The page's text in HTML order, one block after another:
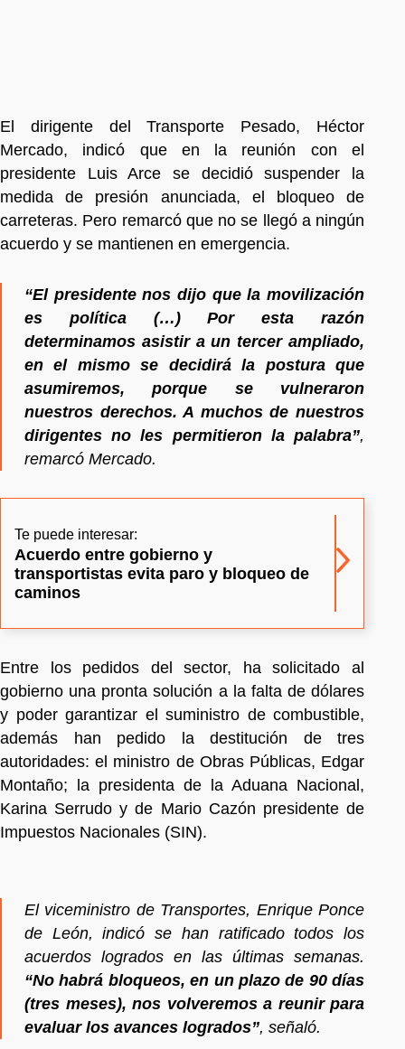
El dirigente del Transporte Pesado, Héctor
Mercado, indicó que en la reunión con el
presidente Luis Arce se decidió suspender la
medida de presión anunciada, el bloqueo de
carreteras. Pero remarcó que no se llegó a ningún
acuerdo y se mantienen en emergencia.
“El presidente nos dijo que la movilización
es política (…) Por esta razón
determinamos asistir a un tercer ampliado,
en el mismo se decidirá la postura que
asumiremos, porque se vulneraron
nuestros derechos. A muchos de nuestros
dirigentes no les permitieron la palabra”,
remarcó Mercado.
Te puede interesar:
Acuerdo entre gobierno y
transportistas evita paro y bloqueo de
caminos
Entre los pedidos del sector, ha solicitado al
gobierno una pronta solución a la falta de dólares
y poder garantizar el suministro de combustible,
además han pedido la destitución de tres
autoridades: el ministro de Obras Públicas, Edgar
Montaño; la presidenta de la Aduana Nacional,
Karina Serrudo y de Mario Cazón presidente de
Impuestos Nacionales (SIN).
El viceministro de Transportes, Enrique Ponce
de León, indicó se han ratificado todos los
acuerdos logrados en las últimas semanas.
“No habrá bloqueos, en un plazo de 90 días
(tres meses), nos volveremos a reunir para
evaluar los avances logrados”, señaló.